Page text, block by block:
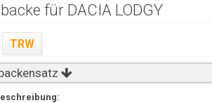
für DACIA LODGY
TRW